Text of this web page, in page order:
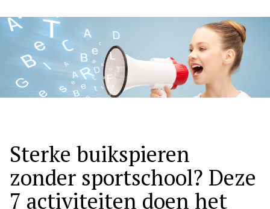
Sterke buikspieren
zonder sportschool? Deze
7 activiteiten doen het